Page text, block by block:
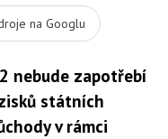
na Googlu
nebude zapotřebí
státních
v rámci